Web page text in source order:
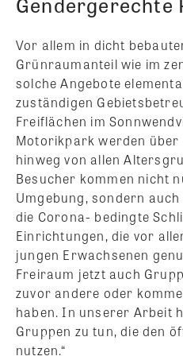
Vor allem in dicht
Grünraumanteil wie im
solche Angebote
zuständigen
Freiflächen im
Motorikpark werden über
hinweg von allen
Besucher kommen nicht
Umgebung, sondern
die Corona- bedingte
Einrichtungen, die vor
jungen Erwachsenen
Freiraum jetzt auch
zuvor andere oder
haben. In unserer Arbeit
Gruppen zu tun, die den
nutzen.“